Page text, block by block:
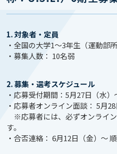
1. 対象者・定員
・全国の大学1〜3年生（運動部
・募集人数： 10名弱
2. 募集・選考スケジュール
・応募受付期間：5月27日（水）
・応募者オンライン面談： 5月
※応募者には、必ずオンライ
す。
・合否連絡： 6月12日（金）〜